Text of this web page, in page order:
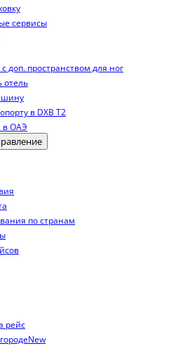
сервисы
доп. пространством для ног
отель
в DXB T2
в ОАЭ
по странам
рейс
New